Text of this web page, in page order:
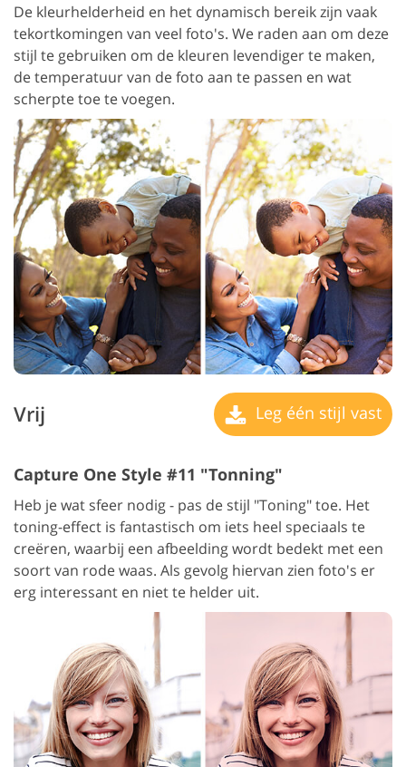
De kleurhelderheid en het dynamisch bereik zijn vaak
tekortkomingen van veel foto's. We raden aan om deze
stijl te gebruiken om de kleuren levendiger te maken,
de temperatuur van de foto aan te passen en wat
scherpte toe te voegen.
Vrij Leg één stijl vast
Capture One Style #11 "Tonning"
Heb je wat sfeer nodig - pas de stijl "Toning" toe. Het
toning-effect is fantastisch om iets heel speciaals te
creëren, waarbij een afbeelding wordt bedekt met een
soort van rode waas. Als gevolg hiervan zien foto's er
erg interessant en niet te helder uit.